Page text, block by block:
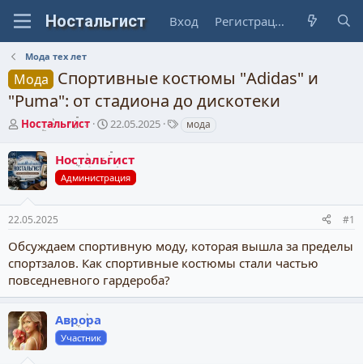
Вход Регистрация
Мода тех лет
Мода Спортивные костюмы "Adidas" и
"Puma": от стадиона до дискотеки
А
т
о
р
м
ы
Ностальгист
Д
т
а
н
ч
а
22.05.2025 мода
Ностальгист
Администрация
22.05.2025 #1
Обсуждаем спортивную моду, которая вышла за пределы
спортзалов. Как спортивные костюмы стали частью
повседневного гардероба?
Аврора
Участник